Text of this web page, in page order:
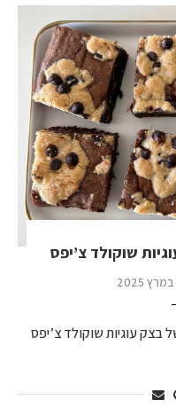
שוקולד צ’יפס
בצק עוגיות שוקולד צ’יפס